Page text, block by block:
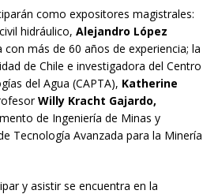
como expositores magistrales:
hidráulico, Alejandro López
con más de 60 años de experiencia; la
de Chile e investigadora del Centro
del Agua (CAPTA), Katherine
Willy Kracht Gajardo,
de Ingeniería de Minas y
Tecnología Avanzada para la Minería
y asistir se encuentra en la